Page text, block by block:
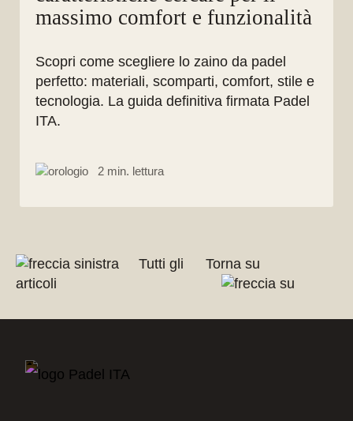
massimo comfort e funzionalità
Scopri come scegliere lo zaino da padel
perfetto: materiali, scomparti, comfort, stile e
tecnologia. La guida definitiva firmata Padel
ITA.
2 min. lettura
Tutti gli
articoli
Torna su